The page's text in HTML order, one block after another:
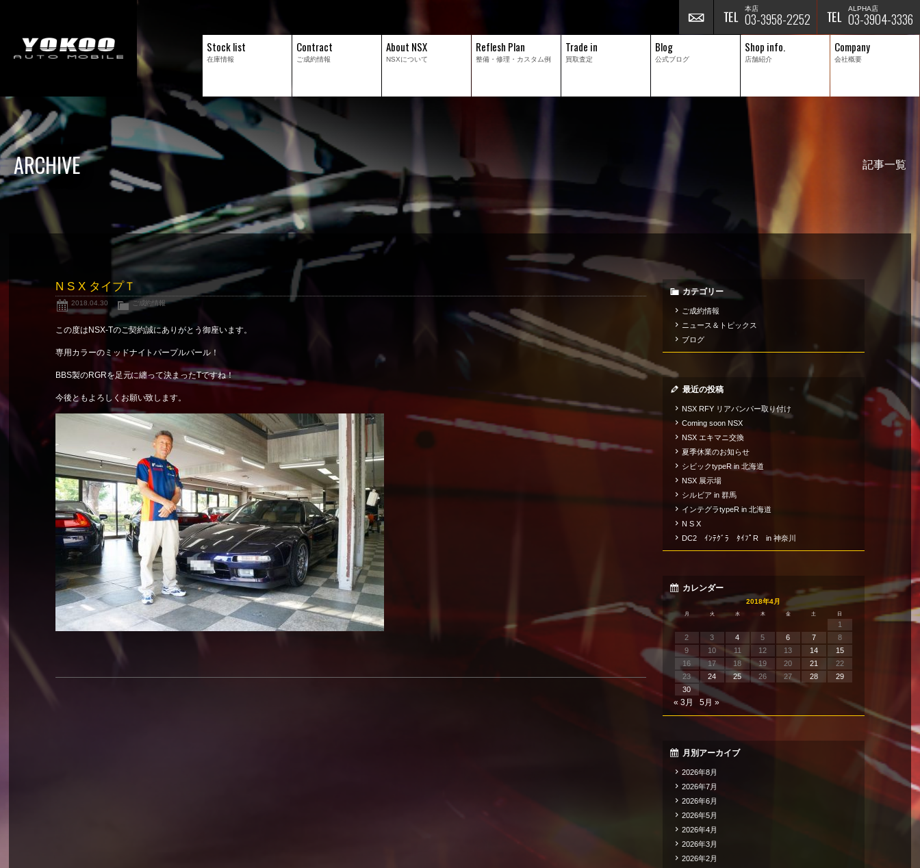
ALPHA店
03-3904-3336
本店
03-3958-2252
Stock list
在庫情報
Contract
ご成約情報
About NSX
NSXについて
Reflesh Plan
整備・修理・ カスタム例
Trade in
買取査定
Blog
公式ブログ
Shop info.
店舗紹介
Company
会社概要
ARCHIVE 記事一覧
N S X タイプＴ
2018.04.30 ご成約情報
この度はNSX-Tのご契約誠にありがとう御座います。
専用カラーのミッドナイトパープルパール！
BBS製のRGRを足元に纏って決まったTですね！
今後ともよろしくお願い致します。
カテゴリー
ご成約情報
ニュース＆トピックス
ブログ
最近の投稿
NSX RFY リアバンパー取り付け
Coming soon NSX
NSX エキマニ交換
夏季休業のお知らせ
シビックtypeR in 北海道
NSX 展示場
シルビア in 群馬
インテグラtypeR in 北海道
N S X
DC2 ｲﾝﾃｸﾞﾗ ﾀｲﾌﾟR in 神奈川
カレンダー
2018年4月
月 火 水 木 金 土 日
1
2
3 4 5 6 7
8
9
10 11 12 13 14
15
16
17 18 19 20 21
22
23
24 25 26 27 28
29
30
« 3月 5月 »
月別アーカイブ
2026年8月
2026年7月
2026年6月
2026年5月
2026年4月
2026年3月
2026年2月